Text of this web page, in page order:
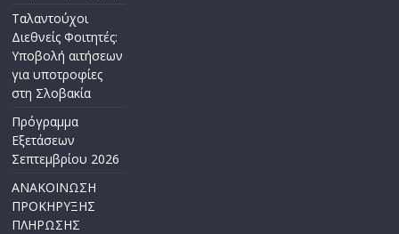
Ταλαντούχοι
Διεθνείς Φοιτητές:
Υποβολή αιτήσεων
για υποτροφίες
στη Σλοβακία
Πρόγραμμα
Εξετάσεων
Σεπτεμβρίου 2026
ΑΝΑΚΟΙΝΩΣΗ
ΠΡΟΚΗΡΥΞΗΣ
ΠΛΗΡΩΣΗΣ